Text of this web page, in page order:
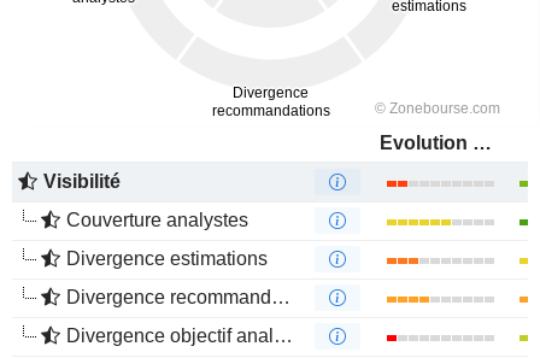
Evolution PowerX Corp.
Visibilité
Couverture analystes
Divergence estimations
Divergence recommandations analystes
Divergence objectif analystes